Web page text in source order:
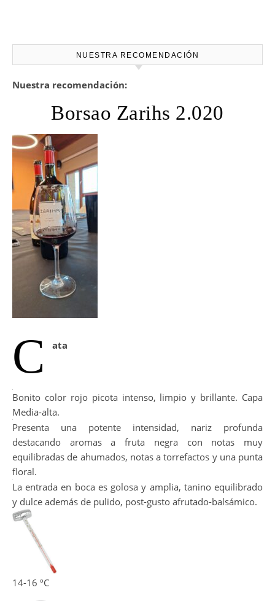
NUESTRA RECOMENDACIÓN
Nuestra recomendación:
Borsao Zarihs 2.020
C ata
Bonito color rojo picota intenso, limpio y brillante. Capa
Media-alta.
Presenta una potente intensidad, nariz profunda
destacando aromas a fruta negra con notas muy
equilibradas de ahumados, notas a torrefactos y una punta
floral.
La entrada en boca es golosa y amplia, tanino equilibrado
y dulce además de pulido, post-gusto afrutado-balsámico.
14-16 ºC